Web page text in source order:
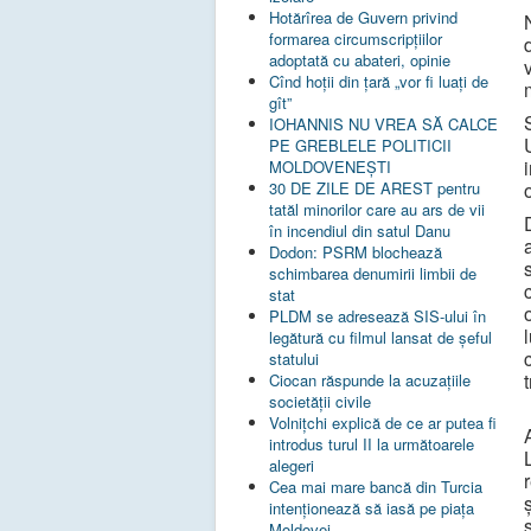
Hotărîrea de Guvern privind
formarea circumscripțiilor
adoptată cu abateri, opinie
Cînd hoții din țară „vor fi luați de
gît”
IOHANNIS NU VREA SĂ CALCE
PE GREBLELE POLITICII
MOLDOVENEȘTI
30 DE ZILE DE AREST pentru
tatăl minorilor care au ars de vii
în incendiul din satul Danu
Dodon: PSRM blochează
schimbarea denumirii limbii de
stat
PLDM se adresează SIS-ului în
legătură cu filmul lansat de șeful
statului
Ciocan răspunde la acuzațiile
societății civile
Volnițchi explică de ce ar putea fi
introdus turul II la următoarele
alegeri
Cea mai mare bancă din Turcia
intenționează să iasă pe piața